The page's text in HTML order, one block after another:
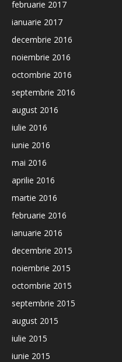
februarie 2017
ianuarie 2017
decembrie 2016
noiembrie 2016
octombrie 2016
septembrie 2016
august 2016
iulie 2016
iunie 2016
mai 2016
aprilie 2016
martie 2016
februarie 2016
ianuarie 2016
decembrie 2015
noiembrie 2015
octombrie 2015
septembrie 2015
august 2015
iulie 2015
iunie 2015